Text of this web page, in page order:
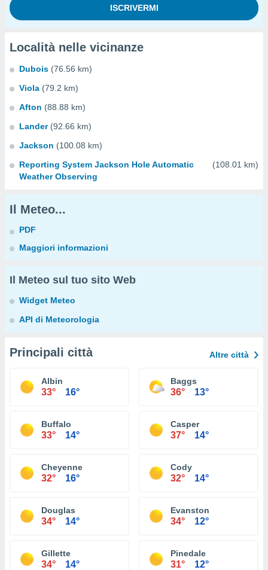
Località nelle vicinanze
Dubois (76.56 km)
Viola (79.2 km)
Afton (88.88 km)
Lander (92.66 km)
Jackson (100.08 km)
Reporting System Jackson Hole Automatic
Weather Observing
(108.01 km)
Il Meteo...
PDF
Maggiori informazioni
Il Meteo sul tuo sito Web
Widget Meteo
API di Meteorologia
Principali città Altre città
Albin
33° 16°
Baggs
36° 13°
Buffalo
33° 14°
Casper
37° 14°
Cheyenne
32° 16°
Cody
32° 14°
Douglas
34° 14°
Evanston
34° 12°
Gillette
34° 14°
Pinedale
31° 12°